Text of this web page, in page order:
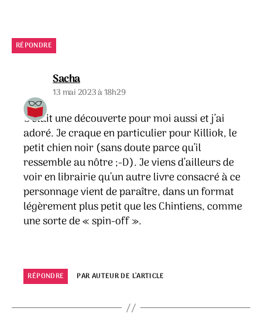
RÉPONDRE
Sachadit :
13 mai 2023 à 18h29
C’était une découverte pour moi aussi et j’ai
adoré. Je craque en particulier pour Killiok, le
petit chien noir (sans doute parce qu’il
ressemble au nôtre ;-D). Je viens d’ailleurs de
voir en librairie qu’un autre livre consacré à ce
personnage vient de paraître, dans un format
légèrement plus petit que les Chintiens, comme
une sorte de « spin-off ».
RÉPONDRE PAR AUTEUR DE L’ARTICLE